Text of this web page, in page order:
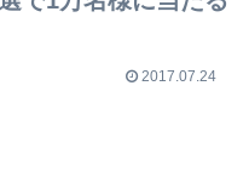
2017.07.24